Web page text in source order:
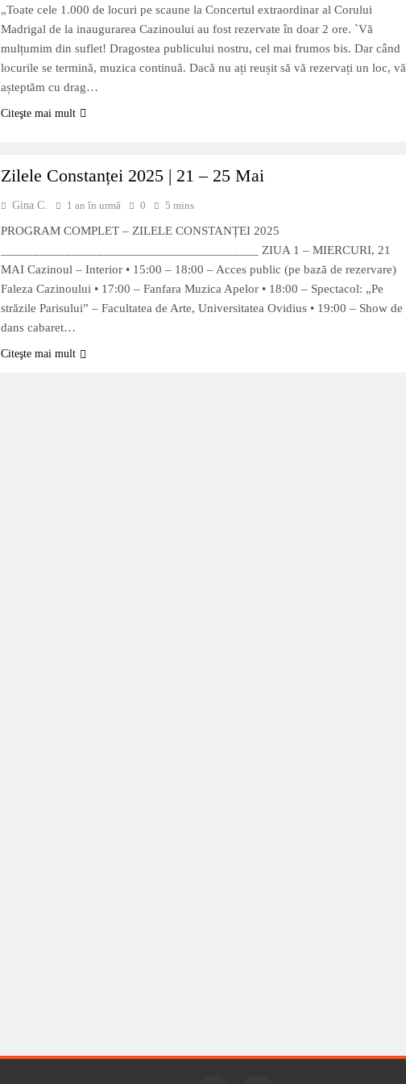
„Toate cele 1.000 de locuri pe scaune la Concertul extraordinar al Corului
Madrigal de la inaugurarea Cazinoului au fost rezervate în doar 2 ore. `Vă
mulțumim din suflet! Dragostea publicului nostru, cel mai frumos bis. Dar când
locurile se termină, muzica continuă. Dacă nu ați reușit să vă rezervați un loc, vă
așteptăm cu drag…
Citeşte mai mult
Zilele Constanței 2025 | 21 – 25 Mai
Gina C. 1 an în urmă 0 5 mins
PROGRAM COMPLET – ZILELE CONSTANȚEI 2025
________________________________________ ZIUA 1 – MIERCURI, 21
MAI Cazinoul – Interior • 15:00 – 18:00 – Acces public (pe bază de rezervare)
Faleza Cazinoului • 17:00 – Fanfara Muzica Apelor • 18:00 – Spectacol: „Pe
străzile Parisului” – Facultatea de Arte, Universitatea Ovidius • 19:00 – Show de
dans cabaret…
Citeşte mai mult